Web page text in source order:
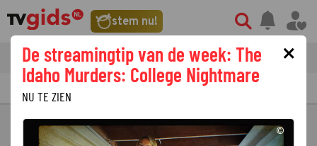
stem nu!
tvgids streaming nieuws
PRIMETIME GEMIST
×
De streamingtip van de week: The
Idaho Murders: College Nightmare
NU TE ZIEN
©